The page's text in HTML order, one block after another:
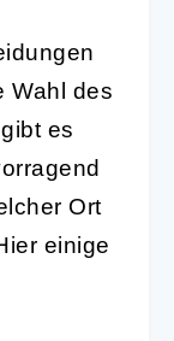
Wahl des
es
Ort
einige